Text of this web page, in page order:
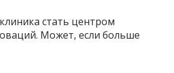
стать центром
Может, если больше